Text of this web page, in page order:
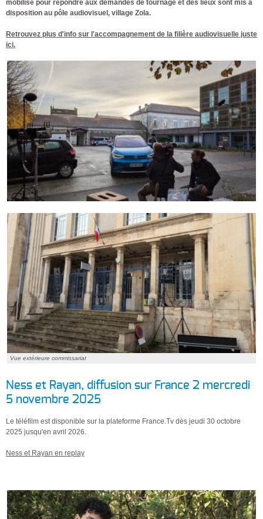
mobilise pour répondre aux demandes de tournage et des lieux sont mis à
disposition au pôle audiovisuel, village Zola.
Retrouvez plus d'info sur l'accompagnement de la filière audiovisuelle juste
ici.
Vue extérieure commissariat
Ness et Rayan, diffusion sur France 2 mercredi
5 novembre 2025
Le téléfilm est disponible sur la plateforme France.Tv dès jeudi 30 octobre
2025 jusqu'en avril 2026.
Ness et Rayan en replay